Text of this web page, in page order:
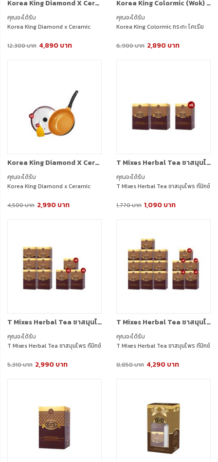
Korea King Diamond X Ceramic (Gold) กระทะ โคเรียคิง ไดมอนด์ เอ็กซ์ เซรามิก (สีทอง) (28cm) 1 ใบ Korea King Colormic (Wok) กระทะ โคเรียคิง คัลเลอมิค ก้นลึก (26cm) 1 ใบ แถมฟรี ตะหลิว (สีขาว ) 1 อัน + กระบวย (สีขาว) 1 อัน + ตะหลิว ซิลิโคน (สีส้ม ) 1 อัน +
คุณจะได้รับ
Korea King Diamond x Ceramic
เอ็กซ์ เซรามิก (สีเทาอัลตร้า) (28cm) 1
4,890 บาท
12,300 บาท
Korea King Colormic (Wok) กระทะ โคเรียคิง คัลเลอมิค ก้นลึก (26cm) 1 ใบ + แถมฟรี ตะหลิว (สีขาว) 1 อัน + กระบวยสีขาว) 1 อัน + ฝาแก้ว (สีขาว รุ่น Colormic ) 1 อัน
คุณจะได้รับ
Korea King Colormic กระทะ โคเรีย
ตะหลิว ซิลิโคน Korea King 1 อัน
2,890 บาท
6,900 บาท
Korea King Diamond X Ceramic (Gold) กระทะ โคเรียคิง ไดมอนด์ เอ็กซ์ เซรามิก (สีทอง) (28cm) 1 ใบ + แถมฟรี ตะหลิว ซิลิโคน 1 อัน + ฝาแก้ว 1 อัน
คุณจะได้รับ
Korea King Diamond x Ceramic
เซรามิก (สีทอง) (28cm) 1 ใบ + แถมฟรี
2,990 บาท
4,500 บาท
T Mixes Herbal Tea ชาสมุนไพร ทีมิกซ์ (10ซอง) 2 กล่อง + แถมฟรี T Mixes Herbal Tea (10ซอง) (1 กล่อง)
คุณจะได้รับ
T Mixes Herbal Tea ชาสมุนไพร ทีมิกซ์
แถมฟรี T Mixes Herbal Tea (10ซอง)
1,090 บาท
1,770 บาท
T Mixes Herbal Tea ชาสมุนไพร ทีมิกซ์ (10ซอง) 6 กล่อง + แถมฟรี T Mixes Herbal Tea (10ซอง) 3 กล่อง
คุณจะได้รับ
T Mixes Herbal Tea ชาสมุนไพร ทีมิกซ์
แถมฟรี T Mixes Herbal Tea (10ซอง)
2,990 บาท
5,310 บาท
T Mixes Herbal Tea ชาสมุนไพร ทีมิกซ์ (10ซอง) 10 กล่อง + แถมฟรี T Mixes Herbal Tea (10ซอง) 5 กล่อง
คุณจะได้รับ
T Mixes Herbal Tea ชาสมุนไพร ทีมิกซ์
แถมฟรี T Mixes Herbal Tea (10ซอง)
4,290 บาท
8,850 บาท